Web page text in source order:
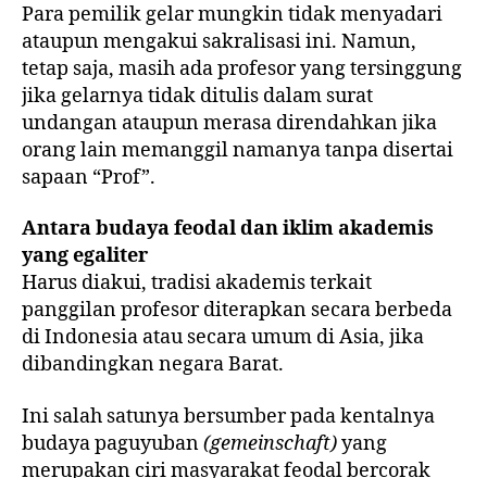
Para pemilik gelar mungkin tidak menyadari
ataupun mengakui sakralisasi ini. Namun,
tetap saja, masih ada profesor yang tersinggung
jika gelarnya tidak ditulis dalam surat
undangan ataupun merasa direndahkan jika
orang lain memanggil namanya tanpa disertai
sapaan “Prof”.
Antara budaya feodal dan iklim akademis
yang egaliter
Harus diakui, tradisi akademis terkait
panggilan profesor diterapkan secara berbeda
di Indonesia atau secara umum di Asia, jika
dibandingkan negara Barat.
Ini salah satunya bersumber pada kentalnya
budaya paguyuban(gemeinschaft)yang
merupakan ciri masyarakat feodal bercorak